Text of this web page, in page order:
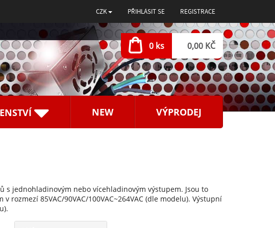
CZK PŘIHLÁSIT SE REGISTRACE
0 ks 0,00 KČ
NEW VÝPRODEJ
s jednohladinovým nebo vícehladinovým výstupem. Jsou to
85VAC/90VAC/100VAC~264VAC (dle modelu). Výstupní